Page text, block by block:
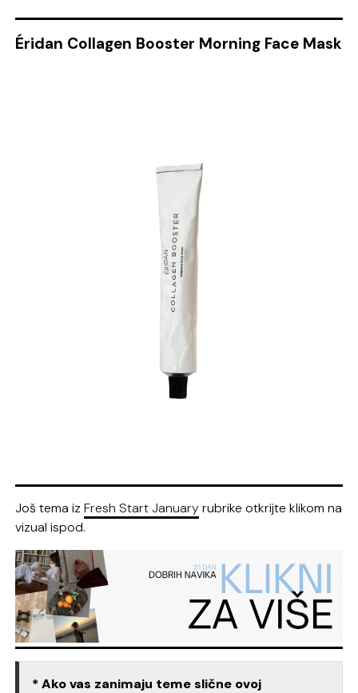
Éridan Collagen Booster Morning Face Mask
Još tema izFresh Start Januaryrubrike otkrijte klikom na
vizual ispod.
* Ako vas zanimaju teme slične ovoj